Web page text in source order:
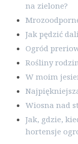
na zielone?
Jak pędzić
Ogród
Rośliny
W moim
Wiosna nad
Jak, gdzie,
hortensje